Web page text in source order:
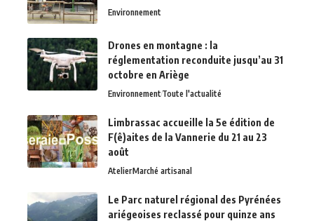
Environnement
Drones en montagne : la
réglementation reconduite jusqu’au 31
octobre en Ariège
EnvironnementToute l'actualité
Limbrassac accueille la 5e édition de
F(ê)aites de la Vannerie du 21 au 23
août
AtelierMarché artisanal
Le Parc naturel régional des Pyrénées
ariégeoises reclassé pour quinze ans